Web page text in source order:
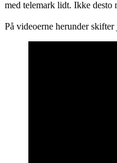
med telemark lidt. Ikke desto
På videoerne herunder